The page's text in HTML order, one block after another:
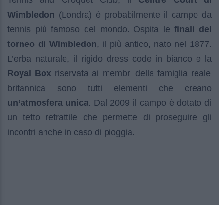
Wimbledon (Londra) è probabilmente il campo da
tennis più famoso del mondo. Ospita lefinali del
torneo di Wimbledon, il più antico, nato nel 1877.
L’erba naturale, il rigido dress code in bianco e la
Royal Box riservata ai membri della famiglia reale
britannica sono tutti elementi che creano
un’atmosfera unica. Dal 2009 il campo è dotato di
un tetto retrattile che permette di proseguire gli
incontri anche in caso di pioggia.